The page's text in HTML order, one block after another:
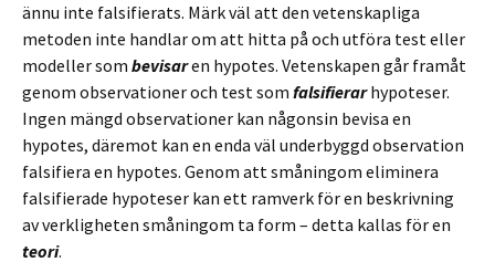
ännu inte falsifierats. Märk väl att den vetenskapliga
metoden inte handlar om att hitta på och utföra test eller
modeller som bevisaren hypotes. Vetenskapen går framåt
genom observationer och test som falsifierarhypoteser.
Ingen mängd observationer kan någonsin bevisa en
hypotes, däremot kan en enda väl underbyggd observation
falsifiera en hypotes. Genom att småningom eliminera
falsifierade hypoteser kan ett ramverk för en beskrivning
av verkligheten småningom ta form – detta kallas för en
teori.